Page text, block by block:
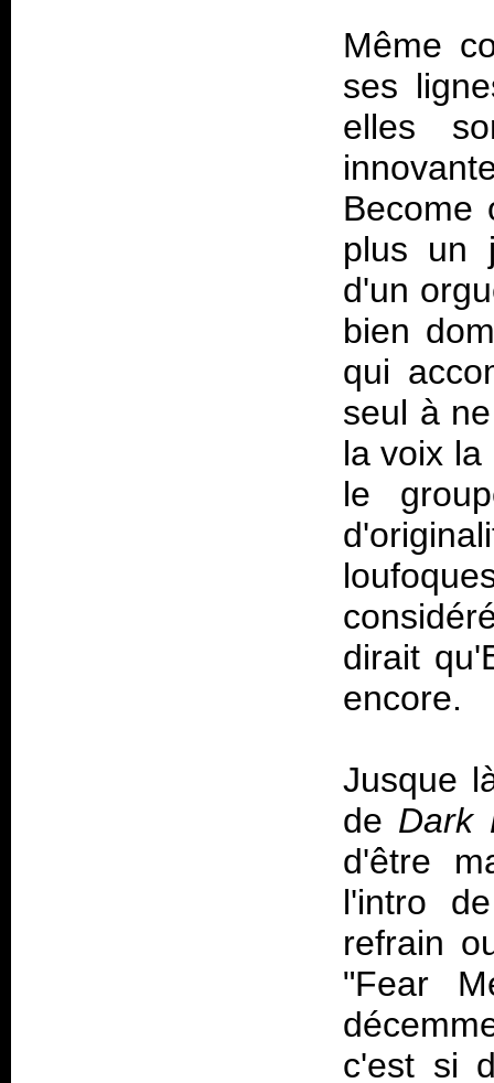
Même
ses
elles
Become
plus un
d'un
bien
qui
seul à
la voix la
le
dirait
encore.
Jusque
de Dark
d'être
l'intro
refrain
"Fear
c'est si